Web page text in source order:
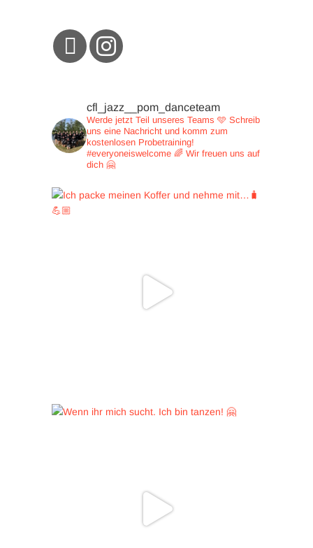
cfl_jazz__pom_danceteam
Werde jetzt Teil unseres Teams 🩵 Schreib
uns eine Nachricht und komm zum
kostenlosen Probetraining!
#everyoneiswelcome 🌈 Wir freuen uns auf
dich 🤗